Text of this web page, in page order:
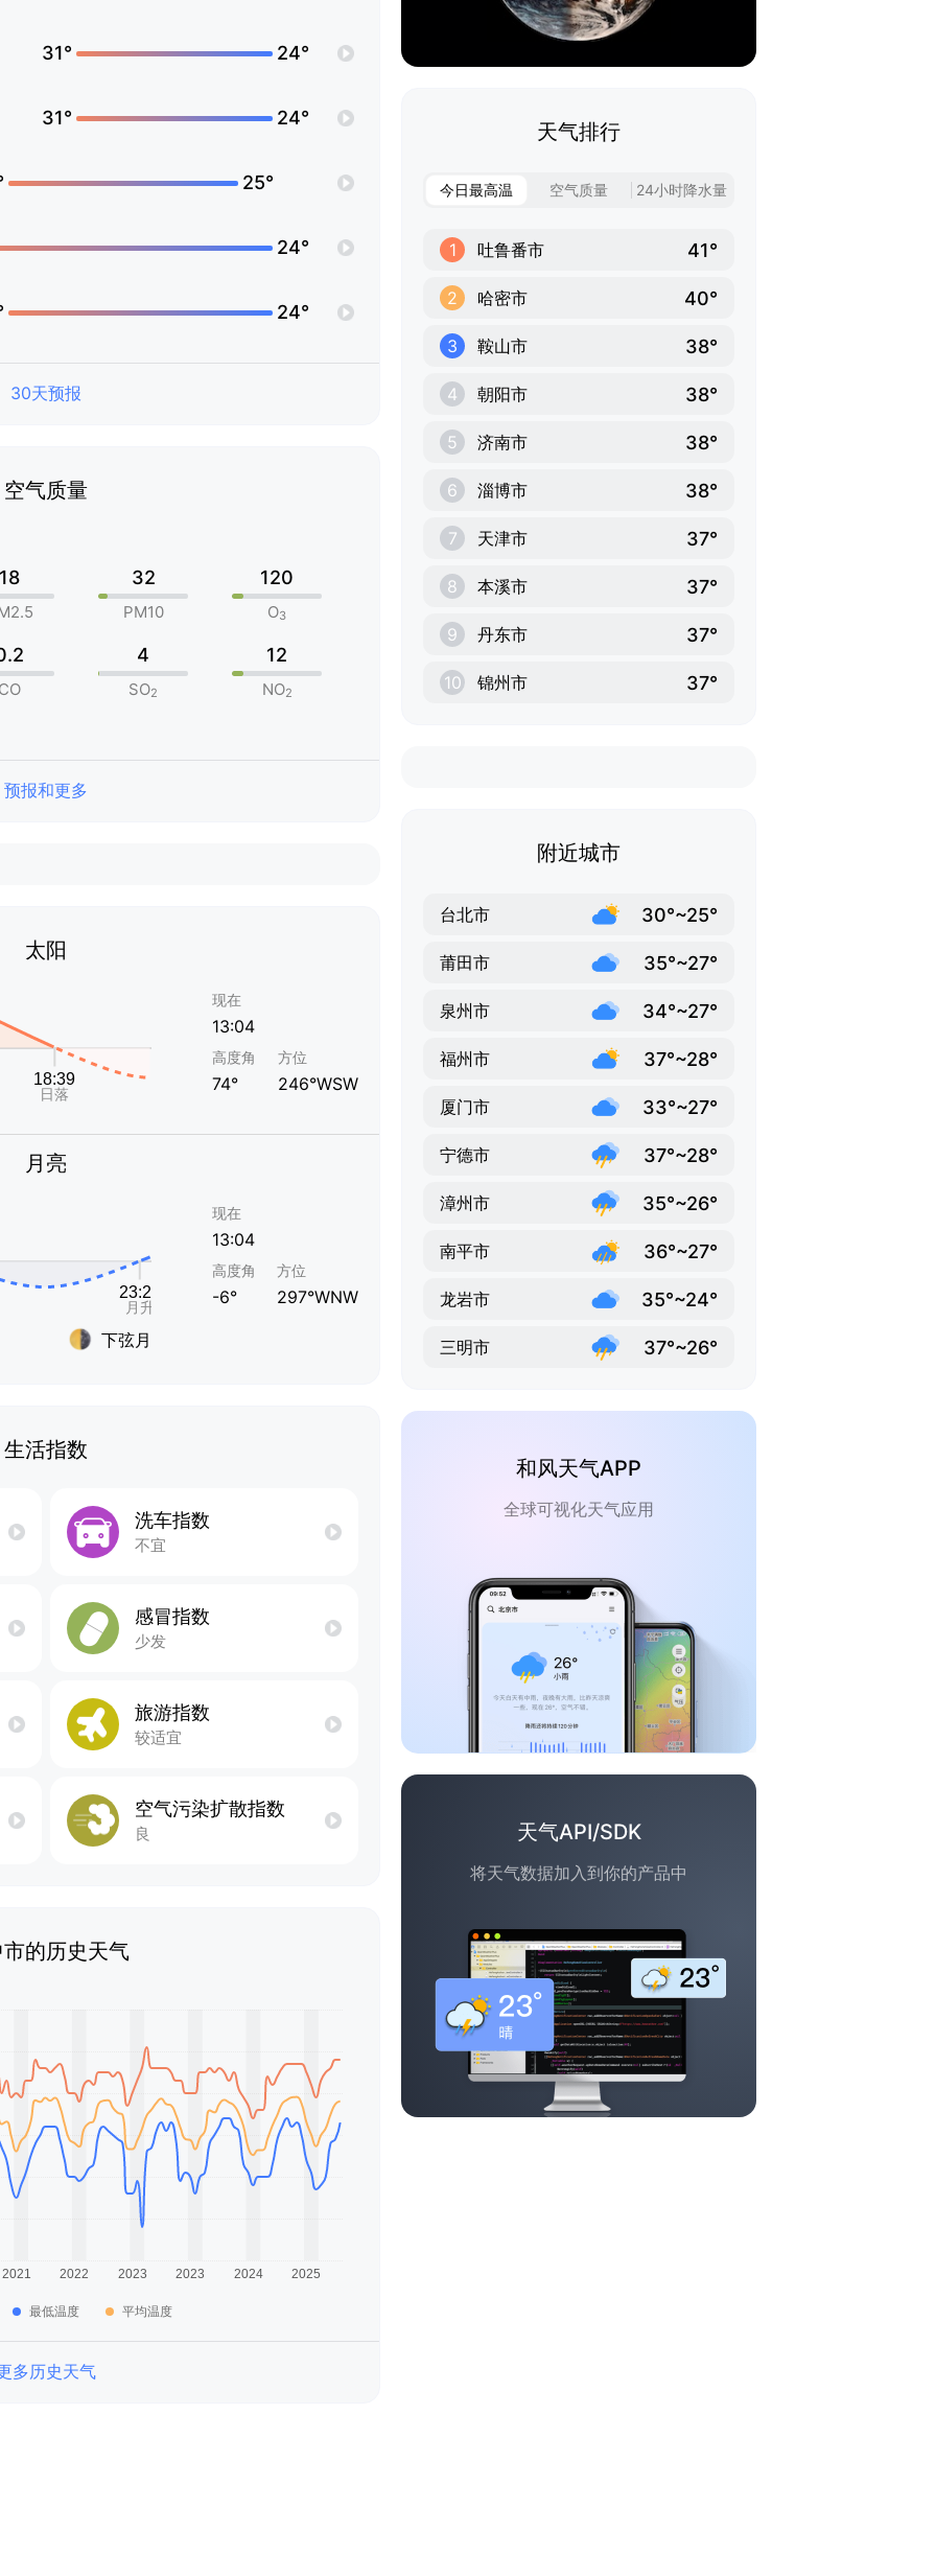
31° 24°
31° 24°
25°
24°
24°
30天预报
空气质量
18 32
PM10
120
O3
4
SO2
12
NO2
预报和更多
太阳
现在
13:04
高度角
74°
方位
246°WSW
月亮
下弦月
现在
13:04
高度角
-6°
方位
297°WNW
生活指数
洗车指数
不宜
感冒指数
少发
旅游指数
较适宜
空气污染扩散指数
良
的历史天气
最低温度 平均温度
多历史天气
天气排行
今日最高温 空气质量 24小时降水量
1 吐鲁番市 41°
2 哈密市 40°
3 鞍山市 38°
4 朝阳市 38°
5 济南市 38°
6 淄博市 38°
7 天津市 37°
8 本溪市 37°
9 丹东市 37°
10 锦州市 37°
附近城市
台北市 30°~25°
莆田市 35°~27°
泉州市 34°~27°
福州市 37°~28°
厦门市 33°~27°
宁德市 37°~28°
漳州市 35°~26°
南平市 36°~27°
龙岩市 35°~24°
三明市 37°~26°
和风天气APP
全球可视化天气应用
天气API/SDK
将天气数据加入到你的产品中